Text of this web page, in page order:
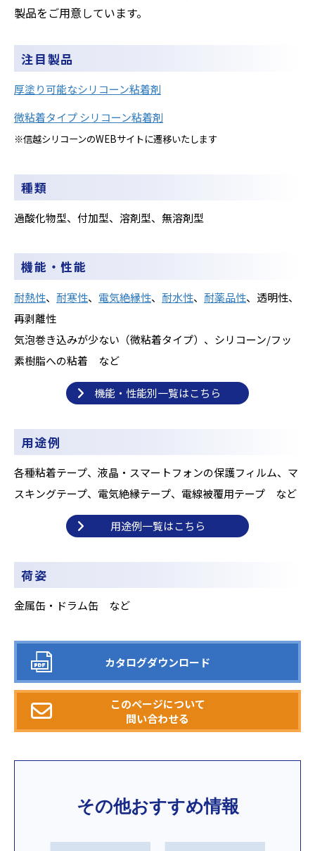
製品をご用意しています。
注目製品
厚塗り可能なシリコーン粘着剤
微粘着タイプ シリコーン粘着剤
※信越シリコーンのWEBサイトに遷移いたします
種類
過酸化物型、 付加型、 溶剤型、 無溶剤型
機能・性能
耐熱性、 耐寒性、 電気絶縁性、 耐水性、 耐薬品性、 透明性、
再剥離性
気泡巻き込みが少ない（微粘着タイプ）、 シリコーン/フッ
素樹脂への粘着 など
機能・性能別一覧はこちら
用途例
各種粘着テープ、液晶 ・スマートフォンの保護フィルム、 マ
スキングテープ、 電気絶縁テープ、 電線被覆用テープ など
用途例一覧はこちら
荷姿
金属缶・ドラム缶 など
カタログダウンロード
このページについて
問い合わせる
その他おすすめ情報